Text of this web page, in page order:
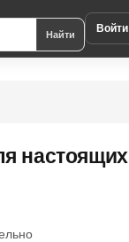
Найти Войти
настоящих